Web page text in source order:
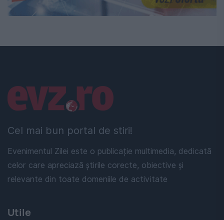
Cel mai bun portal de stiri!
Evenimentul Zilei este o publicație multimedia, dedicată
celor care apreciază știrile corecte, obiective și
relevante din toate domeniile de activitate
Linkuri utile
Utile